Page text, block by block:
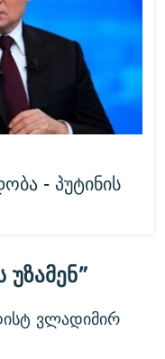
- პუტინის
ვლადიმირ